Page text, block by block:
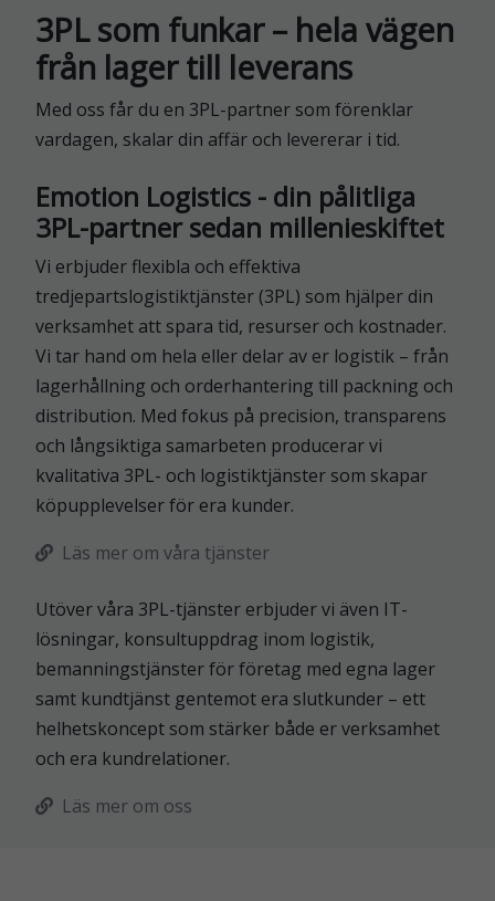
3PL som funkar – hela vägen
från lager till leverans
Med oss får du en 3PL-partner som förenklar
vardagen, skalar din affär och levererar i tid.
Emotion Logistics - din pålitliga
3PL-partner sedan millenieskiftet
Vi erbjuder flexibla och effektiva
tredjepartslogistiktjänster (3PL) som hjälper din
verksamhet att spara tid, resurser och kostnader.
Vi tar hand om hela eller delar av er logistik – från
lagerhållning och orderhantering till packning och
distribution. Med fokus på precision, transparens
och långsiktiga samarbeten producerar vi
kvalitativa 3PL- och logistiktjänster som skapar
köpupplevelser för era kunder.
Läs mer om våra tjänster
Utöver våra 3PL-tjänster erbjuder vi även IT-
lösningar, konsultuppdrag inom logistik,
bemanningstjänster för företag med egna lager
samt kundtjänst gentemot era slutkunder – ett
helhetskoncept som stärker både er verksamhet
och era kundrelationer.
Läs mer om oss